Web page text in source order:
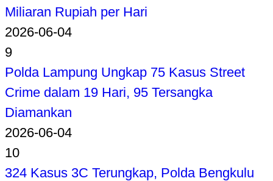
Miliaran Rupiah per Hari
2026-06-04
9
Polda Lampung Ungkap 75 Kasus Street
Crime dalam 19 Hari, 95 Tersangka
Diamankan
2026-06-04
10
324 Kasus 3C Terungkap, Polda Bengkulu